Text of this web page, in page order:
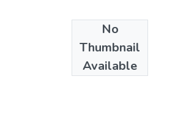
No
Thumbnail
Available